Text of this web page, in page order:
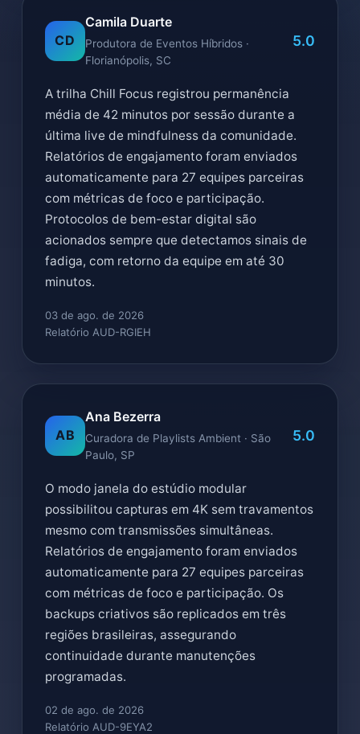
CD
Camila Duarte
Produtora de Eventos Híbridos ·
Florianópolis, SC
5.0
A trilha Chill Focus registrou permanência
média de 42 minutos por sessão durante a
última live de mindfulness da comunidade.
Relatórios de engajamento foram enviados
automaticamente para 27 equipes parceiras
com métricas de foco e participação.
Protocolos de bem-estar digital são
acionados sempre que detectamos sinais de
fadiga, com retorno da equipe em até 30
minutos.
03 de ago. de 2026
Relatório AUD-RGIEH
AB
Ana Bezerra
Curadora de Playlists Ambient · São
Paulo, SP
5.0
O modo janela do estúdio modular
possibilitou capturas em 4K sem travamentos
mesmo com transmissões simultâneas.
Relatórios de engajamento foram enviados
automaticamente para 27 equipes parceiras
com métricas de foco e participação. Os
backups criativos são replicados em três
regiões brasileiras, assegurando
continuidade durante manutenções
programadas.
02 de ago. de 2026
Relatório AUD-9EYA2